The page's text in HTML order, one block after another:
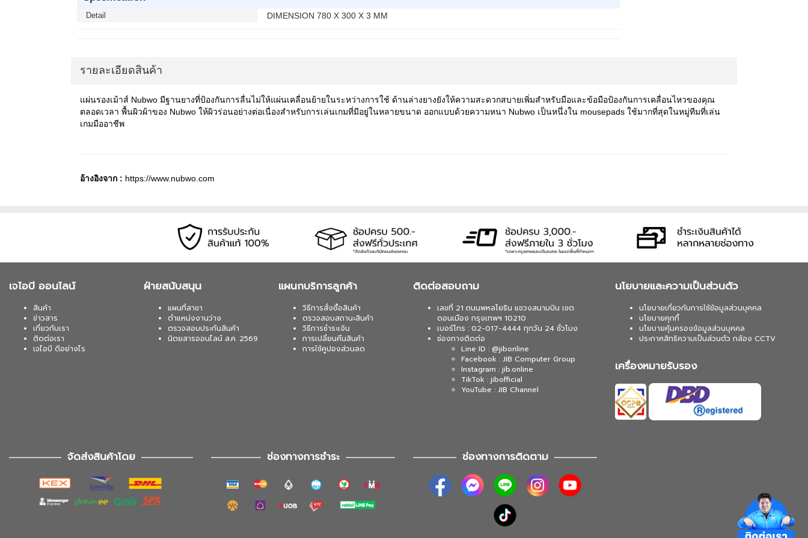
Detail DIMENSION 780 X 300 X 3 MM
รายละเอียดสินค้า
แผ่นรองเม้าส์ Nubwo มีฐานยางที่ป้องกันการลื่นไม่ให้แผ่นเคลื่อนย้ายในระหว่างการใช้ ด้านล่างยางยังให้ความสะดวกสบายเพิ่มสำหรับมือและข้อมือป้องกันการเคลื่อนไหวของคุณ
ตลอดเวลา พื้นผิวผ้าของ Nubwo ให้ผิวร่อนอย่างต่อเนื่องสำหรับการเล่นเกมที่มีอยู่ในหลายขนาด ออกแบบด้วยความหนา Nubwo เป็นหนึ่งใน mousepads ใช้มากที่สุดในหมู่ทีมที่เล่น
เกมมืออาชีพ
อ้างอิงจาก : https://www.nubwo.com
เจไอบี ออนไลน์
สินค้า
ข่าวสาร
เกี่ยวกับเรา
ติดต่อเรา
เจไอบี ดีอย่างไร
ฝ่ายสนับสนุน
แผนที่สาขา
ตำแหน่งงานว่าง
ตรวจสอบประกันสินค้า
นิตยสารออนไลน์ ส.ค. 2569
แผนกบริการลูกค้า
วิธีการสั่งซื้อสินค้า
ตรวจสอบสถานะสินค้า
วิธีการชำระเงิน
การเปลี่ยนคืนสินค้า
การใช้คูปองส่วนลด
ติดต่อสอบถาม
เลขที่ 21 ถนนพหลโยธิน แขวงสนามบิน เขต
ดอนเมือง กรุงเทพฯ 10210
เบอร์โทร : 02-017-4444 ทุกวัน 24 ชั่วโมง
ช่องทางติดต่อ
Line ID : @jibonline
Facebook : JIB Computer Group
Instagram : jib.online
TikTok : jibofficial
YouTube : JIB Channel
นโยบายและความเป็นส่วนตัว
นโยบายเกี่ยวกับการใช้ข้อมูลส่วนบุคคล
นโยบายคุกกี้
นโยบายคุ้มครองข้อมูลส่วนบุคคล
ประกาศสิทธิความเป็นส่วนตัว กล้อง CCTV
เครื่องหมายรับรอง
จัดส่งสินค้าโดย ช่องทางการชำระ ช่องทางการติดตาม